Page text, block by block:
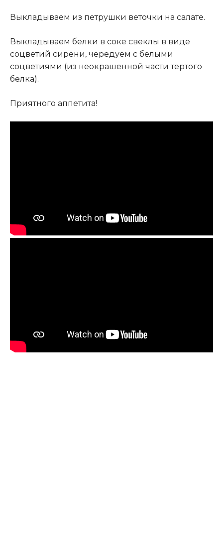
Выкладываем из петрушки веточки на салате.
Выкладываем белки в соке свеклы в виде
соцветий сирени, чередуем с белыми
соцветиями (из неокрашенной части тертого
белка).
Приятного аппетита!